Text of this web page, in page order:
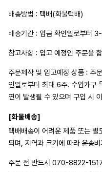
배송방법 : 택배(화물택배)
배송기간 : 입금 확인일로부터
참고사항 : 입고 예정인 주문을
주문제작 및 입고예정 상품 : 주
인일로부터 최대 6주. 수입가구
연이 발생될 수 있으며 구입 시
[화물배송]
택배배송이 어려운 제품 또는
되며, 지역과 크기에 따라 운송
주문 전 반드시 070-8822-